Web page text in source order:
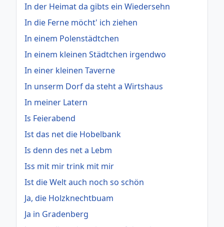
In der Heimat da gibts ein Wiedersehn
In die Ferne möcht' ich ziehen
In einem Polenstädtchen
In einem kleinen Städtchen irgendwo
In einer kleinen Taverne
In unserm Dorf da steht a Wirtshaus
In meiner Latern
Is Feierabend
Ist das net die Hobelbank
Is denn des net a Lebm
Iss mit mir trink mit mir
Ist die Welt auch noch so schön
Ja, die Holzknechtbuam
Ja in Gradenberg